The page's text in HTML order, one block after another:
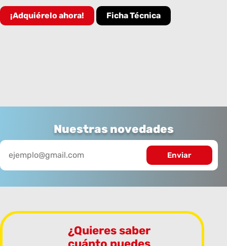
cantidad
¡Adquiérelo ahora! Ficha Técnica
Nuestras novedades
¿Quieres saber